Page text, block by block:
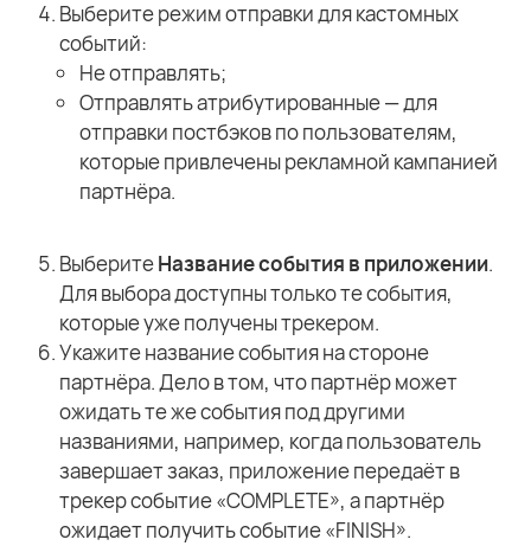
Выберите режим отправки для кастомных
событий:
Не отправлять;
Отправлять атрибутированные — для
отправки постбэков по пользователям,
которые привлечены рекламной кампанией
партнёра.
ВыберитеНазвание события в приложении.
Для выбора доступны только те события,
которые уже получены трекером.
Укажите название события на стороне
партнёра. Дело в том, что партнёр может
ожидать те же события под другими
названиями, например, когда пользователь
завершает заказ, приложение передаёт в
трекер событие «COMPLETE», а партнёр
ожидает получить событие «FINISH».